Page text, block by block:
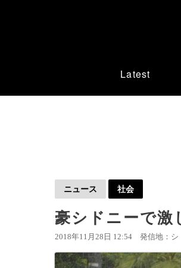
Latest
ニュース 社会
豪シドニーで激
2018年11月28日 12:54 発信地：シ